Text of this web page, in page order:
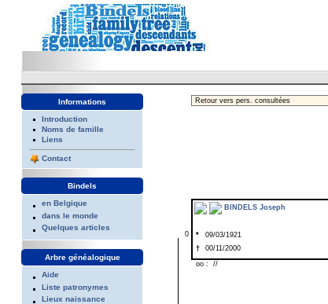
Informations
Introduction
Noms de famille
Liens
Contact
Bindels
en Belgique
dans le monde
Quelques articles
Arbre généalogique
Aide
Liste patronymes
Lieux naissance
0
BINDELS Joseph
*
09/03/1921
†
00/11/2000
oo : //